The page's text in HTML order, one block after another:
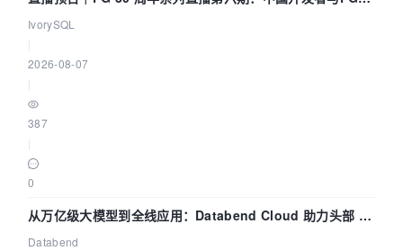
核——我们改得动吗？我们贡献了什么？
IvorySQL
2026-08-07
387
0
从万亿级大模型到全线应用：Databend Cloud 助力头部 AI
企业构建全链路 Trace 数据管道
Databend